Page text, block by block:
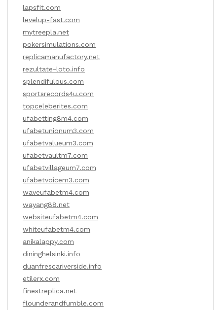
lapsfit.com
levelup-fast.com
mytreepla.net
pokersimulations.com
replicamanufactory.net
rezultate-loto.info
splendifulous.com
sportsrecords4u.com
topceleberites.com
ufabetting8m4.com
ufabetunionum3.com
ufabetvalueum3.com
ufabetvaultm7.com
ufabetvillageum7.com
ufabetvoicem3.com
waveufabetm4.com
wayang88.net
websiteufabetm4.com
whiteufabetm4.com
anikalappy.com
dininghelsinki.info
duanfrescariverside.info
etilerx.com
finestreplica.net
flounderandfumble.com